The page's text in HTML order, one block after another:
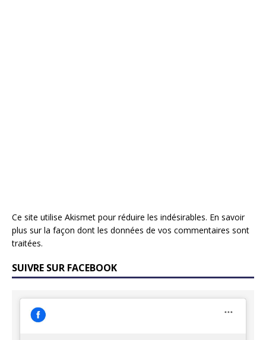
Ce site utilise Akismet pour réduire les indésirables. En savoir
plus sur la façon dont les données de vos commentaires sont
traitées.
SUIVRE SUR FACEBOOK